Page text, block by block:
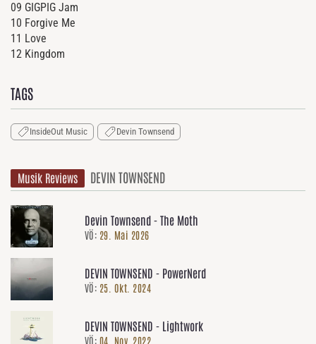
09 GIGPIG Jam
10 Forgive Me
11 Love
12 Kingdom
TAGS
InsideOut Music Devin Townsend
Musik Reviews DEVIN TOWNSEND
Devin Townsend - The Moth
VÖ: 29. Mai 2026
DEVIN TOWNSEND - PowerNerd
VÖ: 25. Okt. 2024
DEVIN TOWNSEND - Lightwork
VÖ: 04. Nov. 2022